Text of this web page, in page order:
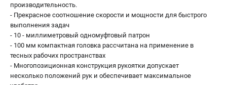
производительность.
- Прекрасное соотношение скорости и мощности для быстрого
выполнения задач
- 10 - миллиметровый одномуфтовый патрон
- 100 мм компактная головка рассчитана на применение в
тесных рабочих пространствах
- Многопозиционная конструкция рукоятки допускает
несколько положений рук и обеспечивает максимальное